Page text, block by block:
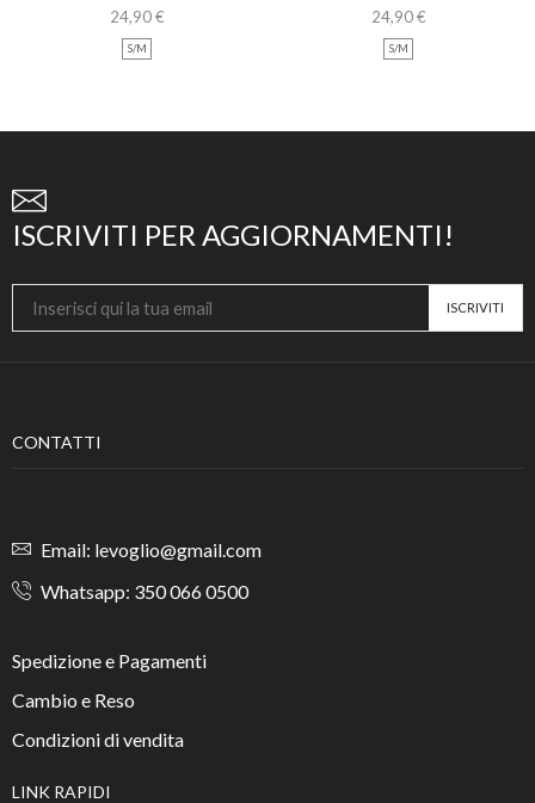
FIOCCHI LEOPARDATI
24,90€
S/M
INSERTI ORO
24,90€
S/M
ISCRIVITI PER AGGIORNAMENTI!
CONTATTI
Email: levoglio@gmail.com
Whatsapp: 350 066 0500
Spedizione e Pagamenti
Cambio e Reso
Condizioni di vendita
LINK RAPIDI